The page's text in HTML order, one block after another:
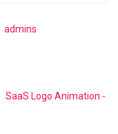
admins
SaaS Logo Animation -